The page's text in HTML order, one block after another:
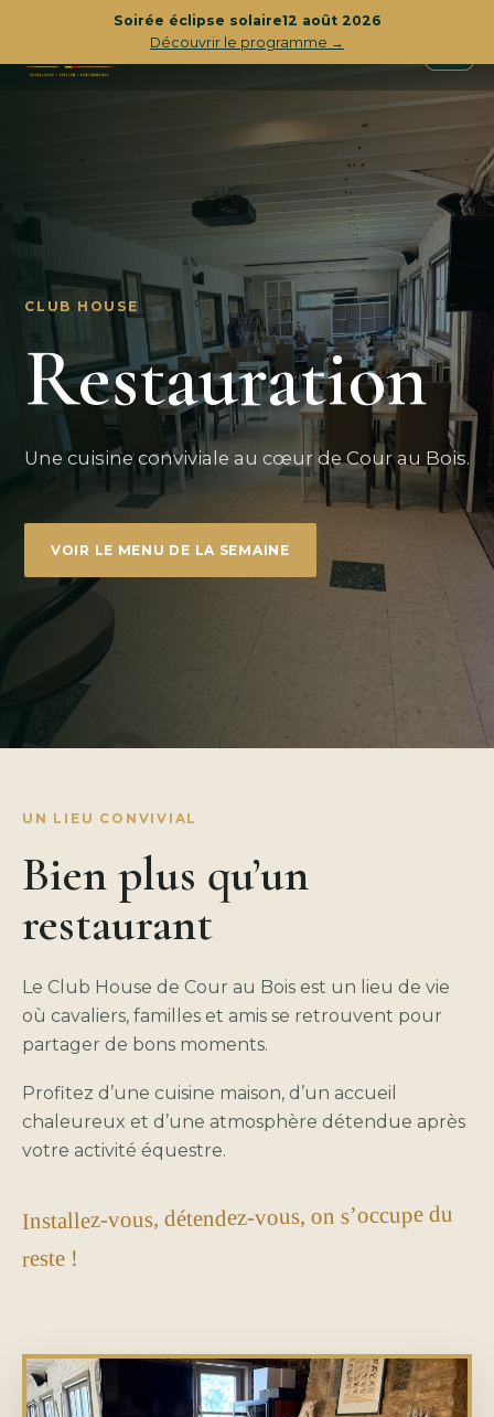
Soirée éclipse solaire12 août 2026
Découvrir le programme →
CLUB HOUSE
Restauration
Une cuisine conviviale au cœur de Cour au Bois.
VOIR LE MENU DE LA SEMAINE
UN LIEU CONVIVIAL
Bien plus qu’un
restaurant
Le Club House de Cour au Bois est un lieu de vie
où cavaliers, familles et amis se retrouvent pour
partager de bons moments.
Profitez d’une cuisine maison, d’un accueil
chaleureux et d’une atmosphère détendue après
votre activité équestre.
Installez-vous, détendez-vous, on s’occupe du
reste !